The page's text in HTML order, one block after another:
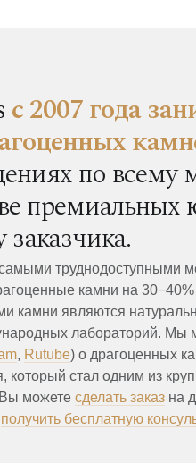
с 2007 года
по всему
труднодоступными
камни на
камни являются
лабораторий. Мы
, Rutube) о драгоценных
который стал одним из
можете сделать заказ на
получить бесплатную